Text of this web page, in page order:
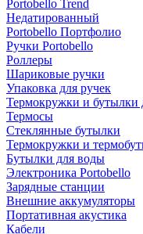
Portobello Trend
Недатированный
Portobello Портфолио
Ручки Portobello
Роллеры
Шариковые ручки
Упаковка для ручек
Термокружки и бутылки
Термосы
Стеклянные бутылки
Термокружки и
Бутылки для воды
Электроника Portobello
Зарядные станции
Внешние аккумуляторы
Портативная акустика
Кабели